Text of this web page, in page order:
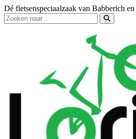
Dé fietsenspeciaalzaak van Babberich